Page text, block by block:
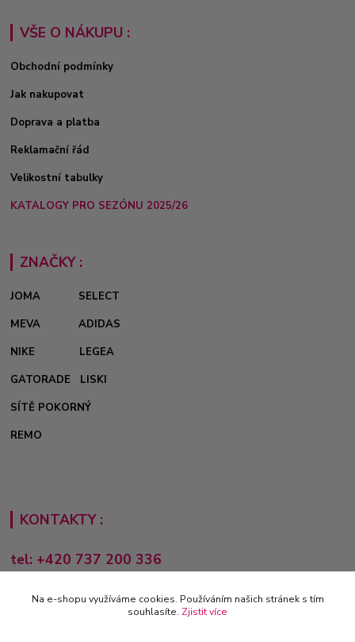
VŠE O NÁKUPU :
Obchodní podmínky
Jak nakupovat
Doprava a platba
Reklamační řád
Velikostní tabulky
KATALOGY PRO SEZÓNU 2025/26
ZNAČKY :
JOMA
SELECT
MEVA
ADIDAS
NIKE
LEGEA
GATORADE
LISKI
SÍTĚ POKORNÝ
REMO
KONTAKTY :
tel: +420 737 200 336
Pondělí-Pátek: 8 - 17 hodin
obchod@e-sporting.cz
Na e-shopu využíváme cookies. Používáním našich stránek s tím
souhlasíte. Zjistit více